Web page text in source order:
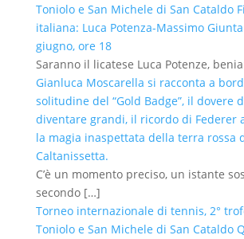
Toniolo e San Michele di San Cataldo
italiana: Luca Potenza-Massimo
giugno, ore 18
Saranno il licatese Luca Potenze,
Gianluca Moscarella si racconta a
solitudine del “Gold Badge”, il dovere
diventare grandi, il ricordo di Federer
la magia inaspettata della terra rossa
Caltanissetta.
C’è un momento preciso, un istante
secondo […]
Torneo internazionale di tennis, 2°
Toniolo e San Michele di San Cataldo